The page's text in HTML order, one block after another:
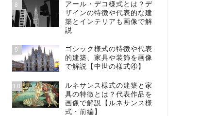
8
アール・デコ様式とは？デ
ザインの特徴や代表的な建
築とインテリアも画像で解
説
9
ゴシック様式の特徴や代表
的建築、家具や装飾を画像
で解説【中世の様式④】
10
ルネサンス様式の建築と家
具の特徴とは？代表作品を
画像で解説【ルネサンス様
式・前編】